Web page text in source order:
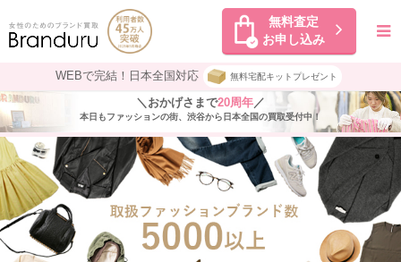
無料査定
お申し込み
WEBで完結！日本全国対応 無料宅配キットプレゼント
＼おかげさまで20周年／
本日もファッションの街、渋谷から日本全国の買取受付中！